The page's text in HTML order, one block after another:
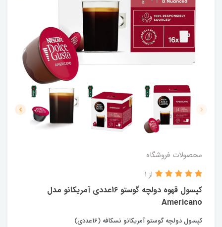
محصولات فروشگاه
کپسول قهوه دولچه گوستو 16عددی آمریکانو مدل
Americano
از 1
کپسول دولچه گوستو آمریکانو نسکافه (16عددی)